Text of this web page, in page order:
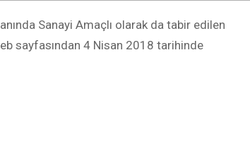
Sanayi Amaçlı olarak da tabir edilen
sayfasından 4 Nisan 2018 tarihinde